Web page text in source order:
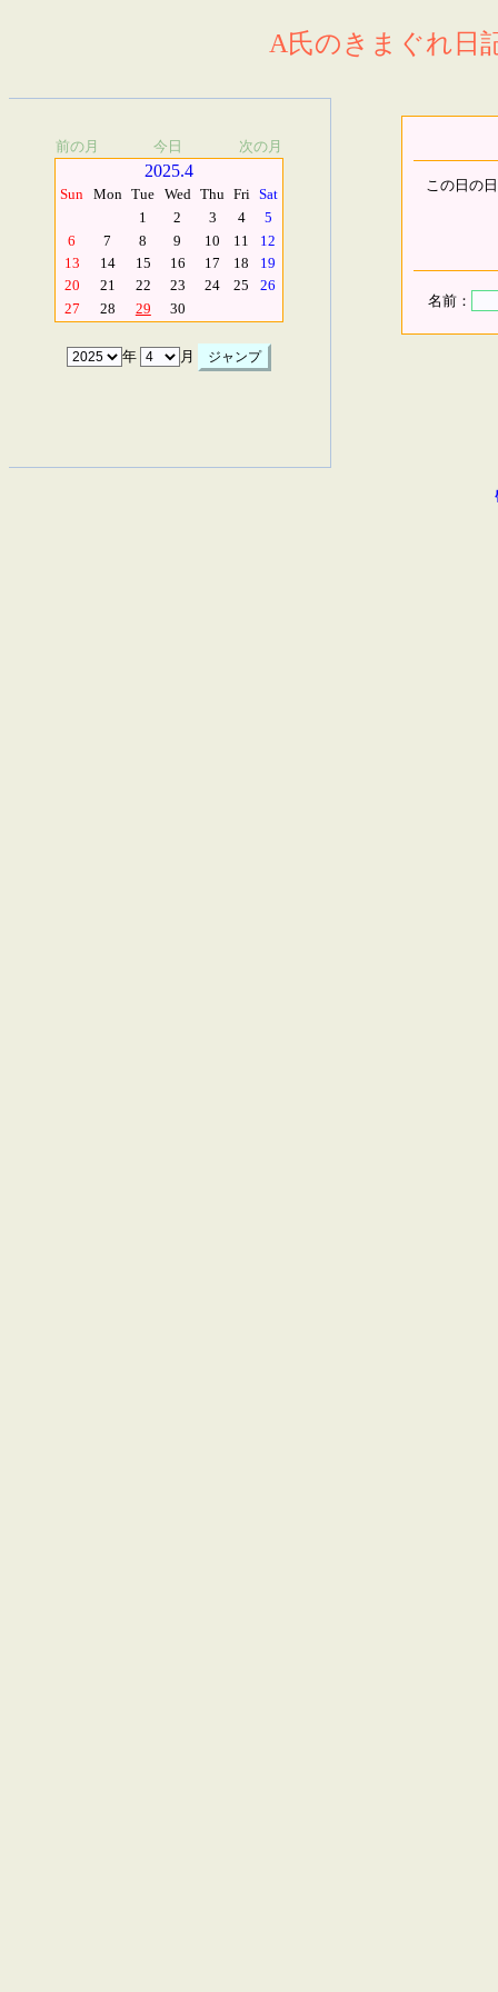
A氏のきまぐれ日
前の月 今日 次の月
2025.4
Sun Mon Tue Wed Thu Fri Sat
1
2 3 4
5
6
7 8 9 10 11
12
13
14 15 16 17 18
19
20
21 22 23 24 25
26
27
28 29 30
年 月
この日の
名前：